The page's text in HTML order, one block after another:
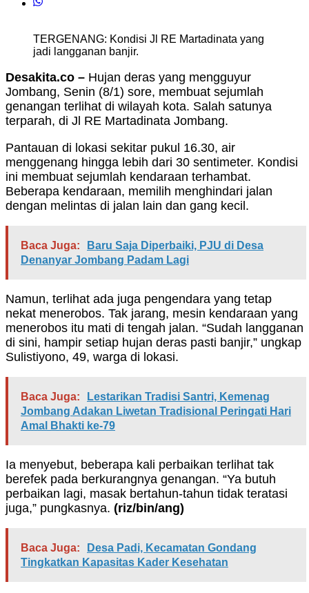
TERGENANG: Kondisi Jl RE Martadinata yang
jadi langganan banjir.
Desakita.co – Hujan deras yang mengguyur
Jombang, Senin (8/1) sore, membuat sejumlah
genangan terlihat di wilayah kota. Salah satunya
terparah, di Jl RE Martadinata Jombang.
Pantauan di lokasi sekitar pukul 16.30, air
menggenang hingga lebih dari 30 sentimeter. Kondisi
ini membuat sejumlah kendaraan terhambat.
Beberapa kendaraan, memilih menghindari jalan
dengan melintas di jalan lain dan gang kecil.
Baca Juga:
Baru Saja Diperbaiki, PJU di Desa
Denanyar Jombang Padam Lagi
Namun, terlihat ada juga pengendara yang tetap
nekat menerobos. Tak jarang, mesin kendaraan yang
menerobos itu mati di tengah jalan. “Sudah langganan
di sini, hampir setiap hujan deras pasti banjir,” ungkap
Sulistiyono, 49, warga di lokasi.
Baca Juga:
Lestarikan Tradisi Santri, Kemenag
Jombang Adakan Liwetan Tradisional Peringati Hari
Amal Bhakti ke-79
Ia menyebut, beberapa kali perbaikan terlihat tak
berefek pada berkurangnya genangan. “Ya butuh
perbaikan lagi, masak bertahun-tahun tidak teratasi
juga,” pungkasnya. (riz/bin/ang)
Baca Juga:
Desa Padi, Kecamatan Gondang
Tingkatkan Kapasitas Kader Kesehatan